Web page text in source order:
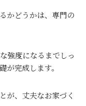
かどうかは、専門の
強度になるまでしっ
が完成します。
が、丈夫なお家づく